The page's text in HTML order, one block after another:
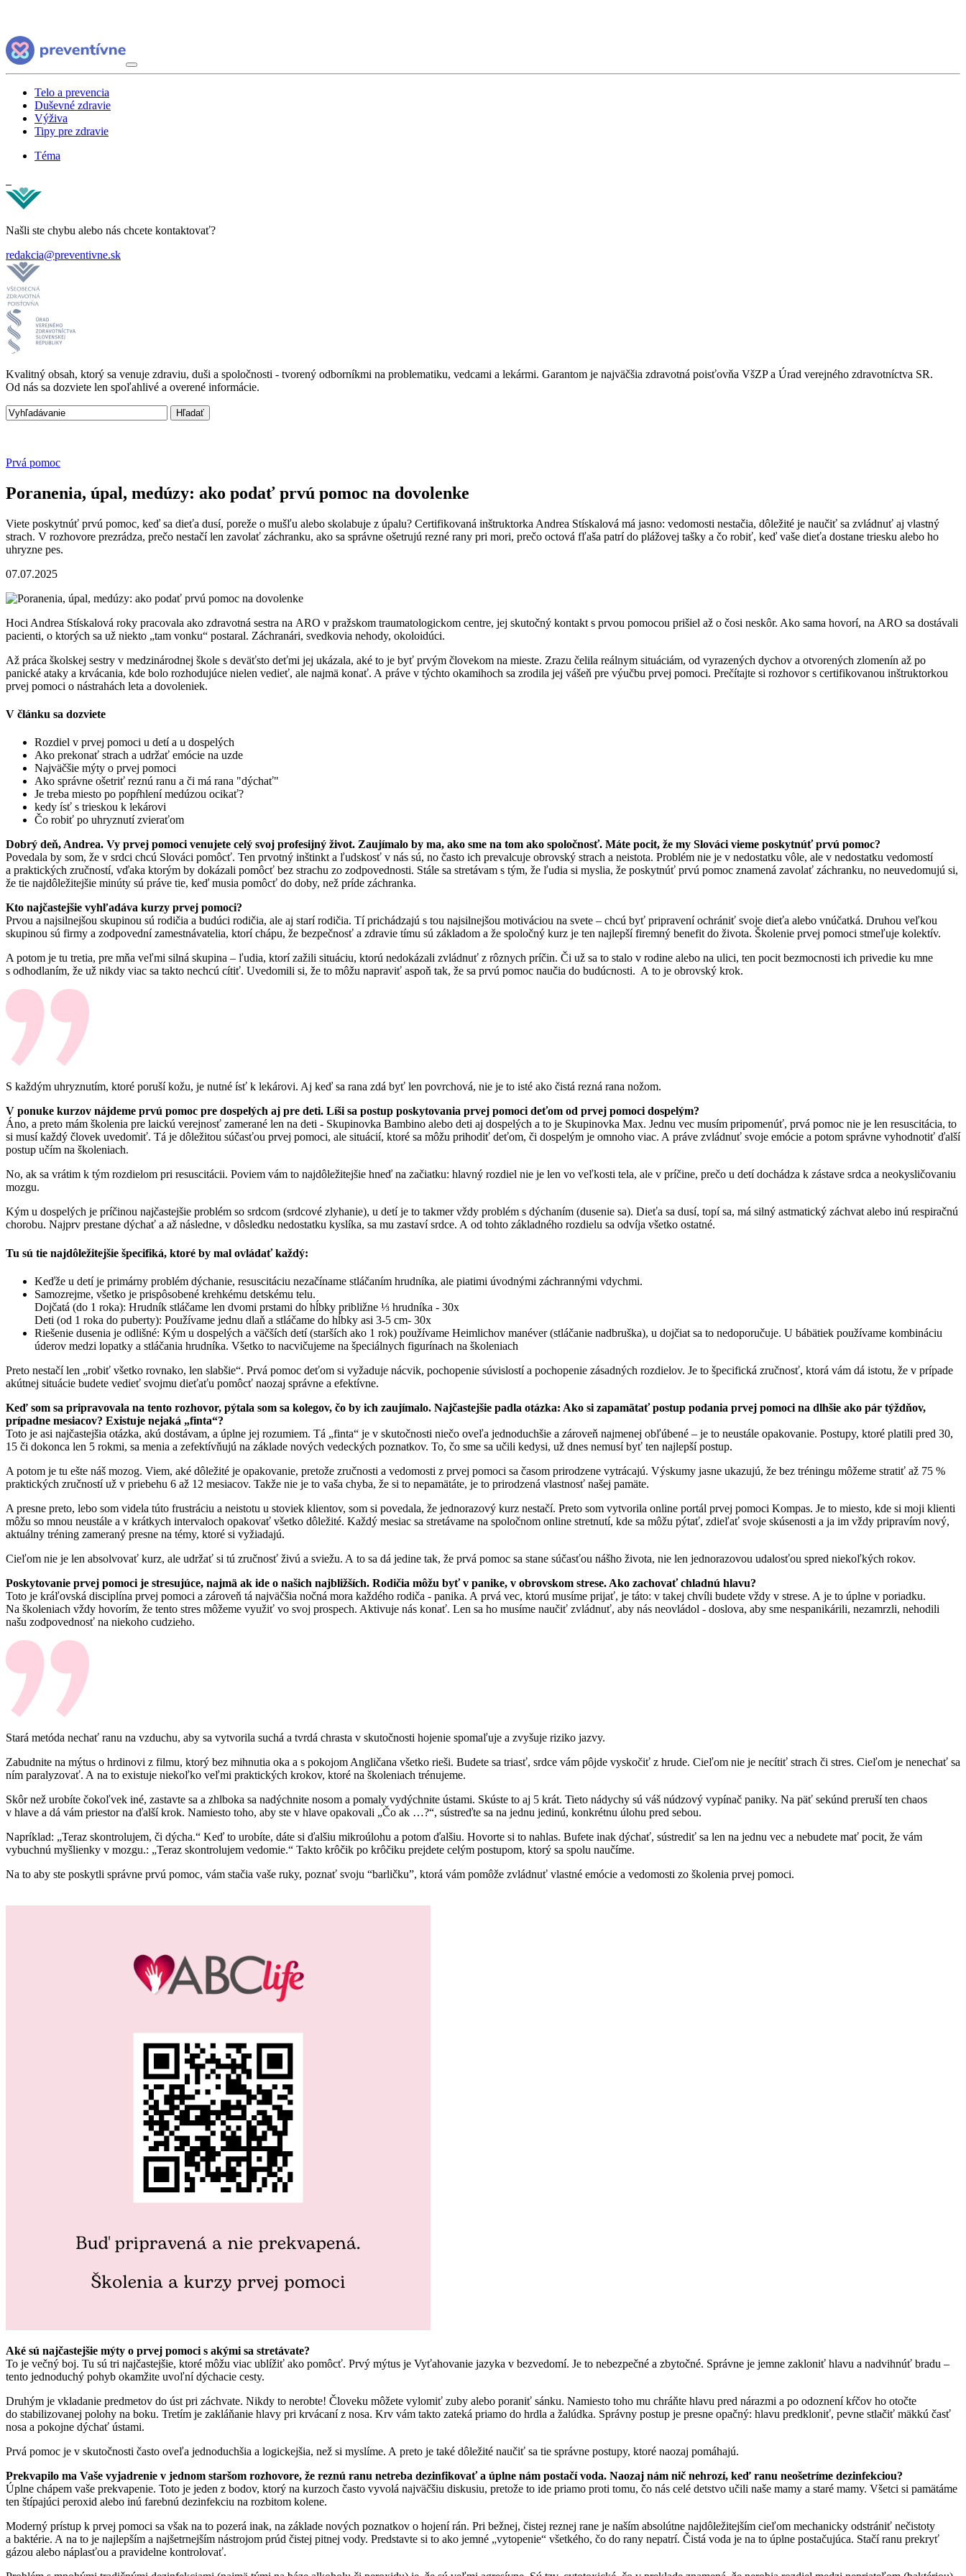
Telo a prevencia
Duševné zdravie
Výživa
Tipy pre zdravie
Téma
Našli ste chybu alebo nás chcete kontaktovať?
redakcia@preventivne.sk
Kvalitný obsah, ktorý sa venuje zdraviu, duši a spoločnosti - tvorený odborníkmi na problematiku, vedcami a lekármi. Garantom je najväčšia zdravotná poisťovňa VšZP a Úrad verejného zdravotníctva SR.
Od nás sa dozviete len spoľahlivé a overené informácie.
Prvá pomoc
Poranenia, úpal, medúzy: ako podať prvú pomoc na dovolenke
Viete poskytnúť prvú pomoc, keď sa dieťa dusí, poreže o mušľu alebo skolabuje z úpalu? Certifikovaná inštruktorka Andrea Stískalová má jasno: vedomosti nestačia, dôležité je naučiť sa zvládnuť aj vlastný
strach. V rozhovore prezrádza, prečo nestačí len zavolať záchranku, ako sa správne ošetrujú rezné rany pri mori, prečo octová fľaša patrí do plážovej tašky a čo robiť, keď vaše dieťa dostane triesku alebo ho
uhryzne pes.
07.07.2025
Hoci Andrea Stískalová roky pracovala ako zdravotná sestra na ARO v pražskom traumatologickom centre, jej skutočný kontakt s prvou pomocou prišiel až o čosi neskôr. Ako sama hovorí, na ARO sa dostávali
pacienti, o ktorých sa už niekto „tam vonku“ postaral. Záchranári, svedkovia nehody, okoloidúci.
Až práca školskej sestry v medzinárodnej škole s deväťsto deťmi jej ukázala, aké to je byť prvým človekom na mieste. Zrazu čelila reálnym situáciám, od vyrazených dychov a otvorených zlomenín až po
panické ataky a krvácania, kde bolo rozhodujúce nielen vedieť, ale najmä konať. A práve v týchto okamihoch sa zrodila jej vášeň pre výučbu prvej pomoci. Prečítajte si rozhovor s certifikovanou inštruktorkou
prvej pomoci o nástrahách leta a dovoleniek.
V článku sa dozviete
Rozdiel v prvej pomoci u detí a u dospelých
Ako prekonať strach a udržať emócie na uzde
Najväčšie mýty o prvej pomoci
Ako správne ošetriť reznú ranu a či má rana "dýchať"
Je treba miesto po popŕhlení medúzou ocikať?
kedy ísť s trieskou k lekárovi
Čo robiť po uhryznutí zvieraťom
Dobrý deň, Andrea. Vy prvej pomoci venujete celý svoj profesijný život. Zaujímalo by ma, ako sme na tom ako spoločnosť. Máte pocit, že my Slováci vieme poskytnúť prvú pomoc?
Povedala by som, že v srdci chcú Slováci pomôcť. Ten prvotný inštinkt a ľudskosť v nás sú, no často ich prevalcuje obrovský strach a neistota. Problém nie je v nedostatku vôle, ale v nedostatku vedomostí
a praktických zručností, vďaka ktorým by dokázali pomôcť bez strachu zo zodpovednosti. Stále sa stretávam s tým, že ľudia si myslia, že poskytnúť prvú pomoc znamená zavolať záchranku, no neuvedomujú si,
že tie najdôležitejšie minúty sú práve tie, keď musia pomôcť do doby, než príde záchranka.
Kto najčastejšie vyhľadáva kurzy prvej pomoci?
Prvou a najsilnejšou skupinou sú rodičia a budúci rodičia, ale aj starí rodičia. Tí prichádzajú s tou najsilnejšou motiváciou na svete – chcú byť pripravení ochrániť svoje dieťa alebo vnúčatká. Druhou veľkou
skupinou sú firmy a zodpovední zamestnávatelia, ktorí chápu, že bezpečnosť a zdravie tímu sú základom a že spoločný kurz je ten najlepší firemný benefit do života. Školenie prvej pomoci stmeľuje kolektív.
A potom je tu tretia, pre mňa veľmi silná skupina – ľudia, ktorí zažili situáciu, ktorú nedokázali zvládnuť z rôznych príčin. Či už sa to stalo v rodine alebo na ulici, ten pocit bezmocnosti ich privedie ku mne
s odhodlaním, že už nikdy viac sa takto nechcú cítiť. Uvedomili si, že to môžu napraviť aspoň tak, že sa prvú pomoc naučia do budúcnosti. A to je obrovský krok.
S každým uhryznutím, ktoré poruší kožu, je nutné ísť k lekárovi. Aj keď sa rana zdá byť len povrchová, nie je to isté ako čistá rezná rana nožom.
V ponuke kurzov nájdeme prvú pomoc pre dospelých aj pre deti. Líši sa postup poskytovania prvej pomoci deťom od prvej pomoci dospelým?
Áno, a preto mám školenia pre laickú verejnosť zamerané len na deti - Skupinovka Bambino alebo deti aj dospelých a to je Skupinovka Max. Jednu vec musím pripomenúť, prvá pomoc nie je len resuscitácia, to
si musí každý človek uvedomiť. Tá je dôležitou súčasťou prvej pomoci, ale situácií, ktoré sa môžu prihodiť deťom, či dospelým je omnoho viac. A práve zvládnuť svoje emócie a potom správne vyhodnotiť ďalší
postup učím na školeniach.
No, ak sa vrátim k tým rozdielom pri resuscitácii. Poviem vám to najdôležitejšie hneď na začiatku: hlavný rozdiel nie je len vo veľkosti tela, ale v príčine, prečo u detí dochádza k zástave srdca a neokysličovaniu
mozgu.
Kým u dospelých je príčinou najčastejšie problém so srdcom (srdcové zlyhanie), u detí je to takmer vždy problém s dýchaním (dusenie sa). Dieťa sa dusí, topí sa, má silný astmatický záchvat alebo inú respiračnú
chorobu. Najprv prestane dýchať a až následne, v dôsledku nedostatku kyslíka, sa mu zastaví srdce. A od tohto základného rozdielu sa odvíja všetko ostatné.
Tu sú tie najdôležitejšie špecifiká, ktoré by mal ovládať každý:
Keďže u detí je primárny problém dýchanie, resuscitáciu nezačíname stláčaním hrudníka, ale piatimi úvodnými záchrannými vdychmi.
Samozrejme, všetko je prispôsobené krehkému detskému telu.
Dojčatá (do 1 roka): Hrudník stláčame len dvomi prstami do hĺbky približne ⅓ hrudníka - 30x
Deti (od 1 roka do puberty): Používame jednu dlaň a stláčame do hĺbky asi 3-5 cm- 30x
Riešenie dusenia je odlišné: Kým u dospelých a väčších detí (starších ako 1 rok) používame Heimlichov manéver (stláčanie nadbruška), u dojčiat sa to nedoporučuje. U bábätiek používame kombináciu
úderov medzi lopatky a stláčania hrudníka. Všetko to nacvičujeme na špeciálnych figurínach na školeniach
Preto nestačí len „robiť všetko rovnako, len slabšie“. Prvá pomoc deťom si vyžaduje nácvik, pochopenie súvislostí a pochopenie zásadných rozdielov. Je to špecifická zručnosť, ktorá vám dá istotu, že v prípade
akútnej situácie budete vedieť svojmu dieťaťu pomôcť naozaj správne a efektívne.
Keď som sa pripravovala na tento rozhovor, pýtala som sa kolegov, čo by ich zaujímalo. Najčastejšie padla otázka: Ako si zapamätať postup podania prvej pomoci na dlhšie ako pár týždňov,
prípadne mesiacov? Existuje nejaká „finta“?
Toto je asi najčastejšia otázka, akú dostávam, a úplne jej rozumiem. Tá „finta“ je v skutočnosti niečo oveľa jednoduchšie a zároveň najmenej obľúbené – je to neustále opakovanie. Postupy, ktoré platili pred 30,
15 či dokonca len 5 rokmi, sa menia a zefektívňujú na základe nových vedeckých poznatkov. To, čo sme sa učili kedysi, už dnes nemusí byť ten najlepší postup.
A potom je tu ešte náš mozog. Viem, aké dôležité je opakovanie, pretože zručnosti a vedomosti z prvej pomoci sa časom prirodzene vytrácajú. Výskumy jasne ukazujú, že bez tréningu môžeme stratiť až 75 %
praktických zručností už v priebehu 6 až 12 mesiacov. Takže nie je to vaša chyba, že si to nepamätáte, je to prirodzená vlastnosť našej pamäte.
A presne preto, lebo som videla túto frustráciu a neistotu u stoviek klientov, som si povedala, že jednorazový kurz nestačí. Preto som vytvorila online portál prvej pomoci Kompas. Je to miesto, kde si moji klienti
môžu so mnou neustále a v krátkych intervaloch opakovať všetko dôležité. Každý mesiac sa stretávame na spoločnom online stretnutí, kde sa môžu pýtať, zdieľať svoje skúsenosti a ja im vždy pripravím nový,
aktuálny tréning zameraný presne na témy, ktoré si vyžiadajú.
Cieľom nie je len absolvovať kurz, ale udržať si tú zručnosť živú a sviežu. A to sa dá jedine tak, že prvá pomoc sa stane súčasťou nášho života, nie len jednorazovou udalosťou spred niekoľkých rokov.
Poskytovanie prvej pomoci je stresujúce, najmä ak ide o našich najbližších. Rodičia môžu byť v panike, v obrovskom strese. Ako zachovať chladnú hlavu?
Toto je kráľovská disciplína prvej pomoci a zároveň tá najväčšia nočná mora každého rodiča - panika. A prvá vec, ktorú musíme prijať, je táto: v takej chvíli budete vždy v strese. A je to úplne v poriadku.
Na školeniach vždy hovorím, že tento stres môžeme využiť vo svoj prospech. Aktivuje nás konať. Len sa ho musíme naučiť zvládnuť, aby nás neovládol - doslova, aby sme nespanikárili, nezamrzli, nehodili
našu zodpovednosť na niekoho cudzieho.
Stará metóda nechať ranu na vzduchu, aby sa vytvorila suchá a tvrdá chrasta v skutočnosti hojenie spomaľuje a zvyšuje riziko jazvy.
Zabudnite na mýtus o hrdinovi z filmu, ktorý bez mihnutia oka a s pokojom Angličana všetko rieši. Budete sa triasť, srdce vám pôjde vyskočiť z hrude. Cieľom nie je necítiť strach či stres. Cieľom je nenechať sa
ním paralyzovať. A na to existuje niekoľko veľmi praktických krokov, ktoré na školeniach trénujeme.
Skôr než urobíte čokoľvek iné, zastavte sa a zhlboka sa nadýchnite nosom a pomaly vydýchnite ústami. Skúste to aj 5 krát. Tieto nádychy sú váš núdzový vypínač paniky. Na päť sekúnd preruší ten chaos
v hlave a dá vám priestor na ďalší krok. Namiesto toho, aby ste v hlave opakovali „Čo ak …?“, sústreďte sa na jednu jedinú, konkrétnu úlohu pred sebou.
Napríklad: „Teraz skontrolujem, či dýcha.“ Keď to urobíte, dáte si ďalšiu mikroúlohu a potom ďalšiu. Hovorte si to nahlas. Bufete inak dýchať, sústrediť sa len na jednu vec a nebudete mať pocit, že vám
vybuchnú myšlienky v mozgu.: „Teraz skontrolujem vedomie.“ Takto krôčik po krôčiku prejdete celým postupom, ktorý sa spolu naučíme.
Na to aby ste poskytli správne prvú pomoc, vám stačia vaše ruky, poznať svoju “barličku”, ktorá vám pomôže zvládnuť vlastné emócie a vedomosti zo školenia prvej pomoci.
Aké sú najčastejšie mýty o prvej pomoci s akými sa stretávate?
To je večný boj. Tu sú tri najčastejšie, ktoré môžu viac ublížiť ako pomôcť. Prvý mýtus je Vyťahovanie jazyka v bezvedomí. Je to nebezpečné a zbytočné. Správne je jemne zakloniť hlavu a nadvihnúť bradu –
tento jednoduchý pohyb okamžite uvoľní dýchacie cesty.
Druhým je vkladanie predmetov do úst pri záchvate. Nikdy to nerobte! Človeku môžete vylomiť zuby alebo poraniť sánku. Namiesto toho mu chráňte hlavu pred nárazmi a po odoznení kŕčov ho otočte
do stabilizovanej polohy na boku. Tretím je zakláňanie hlavy pri krvácaní z nosa. Krv vám takto zateká priamo do hrdla a žalúdka. Správny postup je presne opačný: hlavu predkloniť, pevne stlačiť mäkkú časť
nosa a pokojne dýchať ústami.
Prvá pomoc je v skutočnosti často oveľa jednoduchšia a logickejšia, než si myslíme. A preto je také dôležité naučiť sa tie správne postupy, ktoré naozaj pomáhajú.
Prekvapilo ma Vaše vyjadrenie v jednom staršom rozhovore, že reznú ranu netreba dezinfikovať a úplne nám postačí voda. Naozaj nám nič nehrozí, keď ranu neošetríme dezinfekciou?
Úplne chápem vaše prekvapenie. Toto je jeden z bodov, ktorý na kurzoch často vyvolá najväčšiu diskusiu, pretože to ide priamo proti tomu, čo nás celé detstvo učili naše mamy a staré mamy. Všetci si pamätáme
ten štípajúci peroxid alebo inú farebnú dezinfekciu na rozbitom kolene.
Moderný prístup k prvej pomoci sa však na to pozerá inak, na základe nových poznatkov o hojení rán. Pri bežnej, čistej reznej rane je naším absolútne najdôležitejším cieľom mechanicky odstrániť nečistoty
a baktérie. A na to je najlepším a najšetrnejším nástrojom prúd čistej pitnej vody. Predstavte si to ako jemné „vytopenie“ všetkého, čo do rany nepatrí. Čistá voda je na to úplne postačujúca. Stačí ranu prekryť
gázou alebo náplasťou a pravidelne kontrolovať.